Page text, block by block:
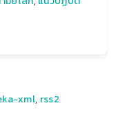
xml, rss2